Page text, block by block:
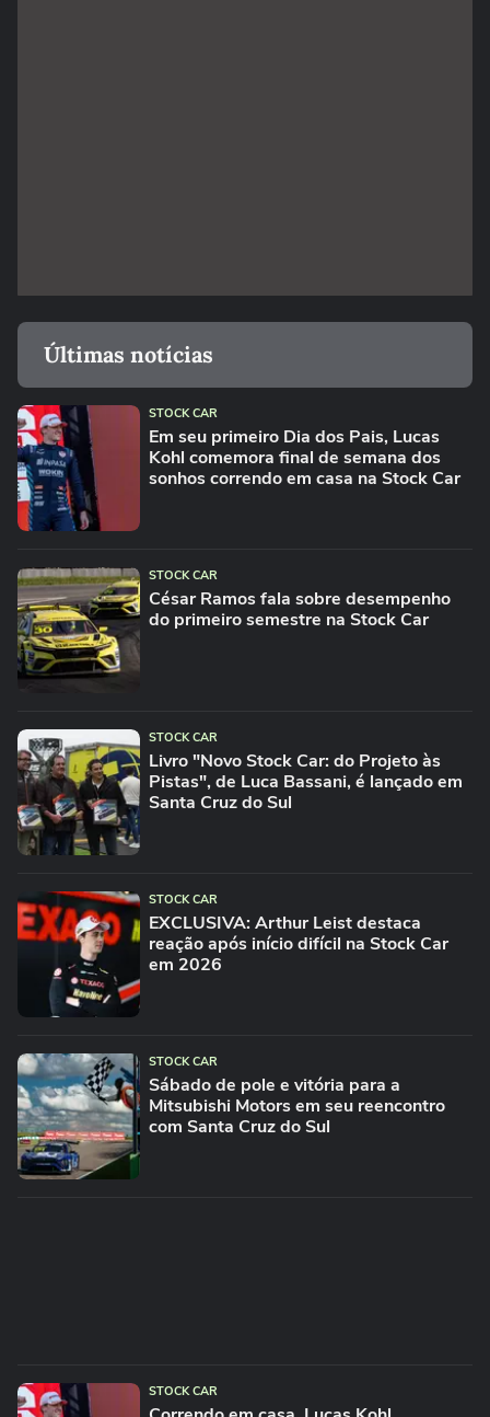
Últimas notícias
STOCK CAR
Em seu primeiro Dia dos Pais, Lucas
Kohl comemora final de semana dos
sonhos correndo em casa na Stock Car
STOCK CAR
César Ramos fala sobre desempenho
do primeiro semestre na Stock Car
STOCK CAR
Livro "Novo Stock Car: do Projeto às
Pistas", de Luca Bassani, é lançado em
Santa Cruz do Sul
STOCK CAR
EXCLUSIVA: Arthur Leist destaca
reação após início difícil na Stock Car
em 2026
STOCK CAR
Sábado de pole e vitória para a
Mitsubishi Motors em seu reencontro
com Santa Cruz do Sul
STOCK CAR